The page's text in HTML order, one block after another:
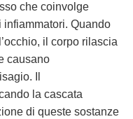
che coinvolge
infiammatori. Quando
il corpo rilascia
causano
Il
la cascata
di queste sostanze